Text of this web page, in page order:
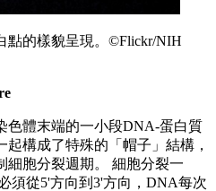
點的樣貌呈現。©Flickr/NIH
色體末端的一小段DNA-蛋白質
構成了特殊的「帽子」結構，
細胞分裂週期。 細胞分裂一
須從5'方向到3'方向，DNA每次